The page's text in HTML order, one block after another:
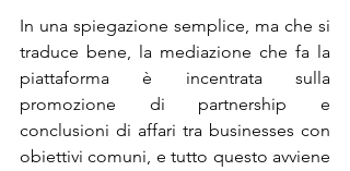
In una spiegazione semplice, ma che si
traduce bene, la mediazione che fa la
piattaforma è incentrata sulla
promozione di partnership e
conclusioni di affari tra businesses con
obiettivi comuni, e tutto questo avviene